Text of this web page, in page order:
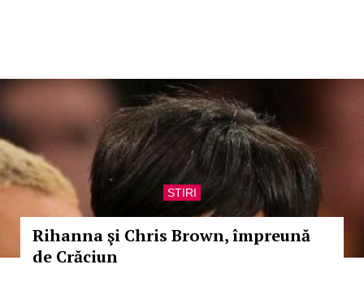
STIRI
Rihanna şi Chris Brown, împreună
de Crăciun